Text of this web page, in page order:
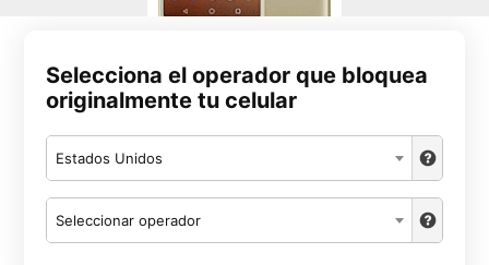
Selecciona el operador que bloquea
originalmente tu celular
Estados Unidos
Seleccionar operador